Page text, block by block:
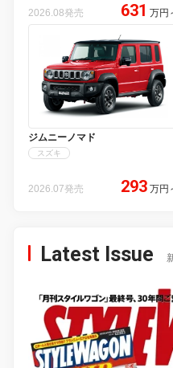
2026.08発売 631 万円
ジムニーノマド
スズキ
2026.07発売 293 万円
Latest Issue